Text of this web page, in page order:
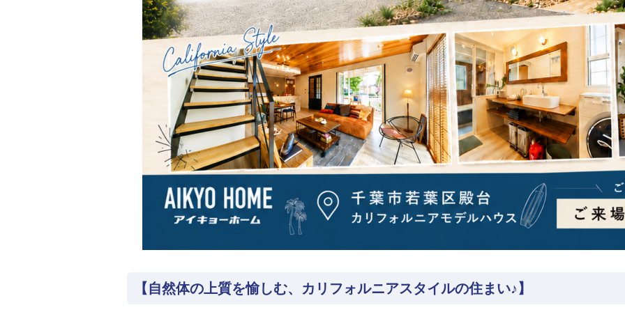
【自然体の上質を愉しむ、カリフォルニアスタイルの住まい♪】